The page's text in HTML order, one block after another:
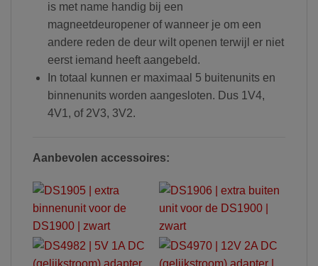
is met name handig bij een
magneetdeuropener of wanneer je om een
andere reden de deur wilt openen terwijl er niet
eerst iemand heeft aangebeld.
In totaal kunnen er maximaal 5 buitenunits en
binnenunits worden aangesloten. Dus 1V4,
4V1, of 2V3, 3V2.
Aanbevolen accessoires: